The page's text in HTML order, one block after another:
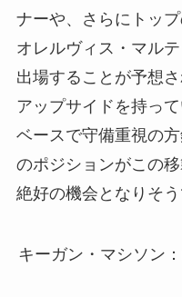
ナーや、さらにトッ
オレルヴィス・マル
出場することが予想
アップサイドを持っ
ベースで守備重視の
のポジションがこの
絶好の機会となりそう
キーガン・マシソン